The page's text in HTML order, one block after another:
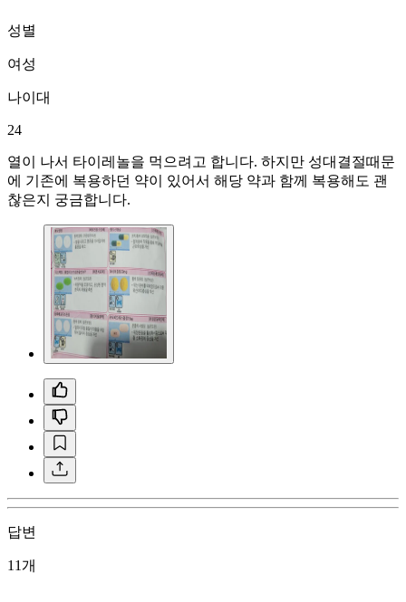
성별
여성
나이대
24
열이 나서 타이레놀을 먹으려고 합니다. 하지만 성대결절때문
에 기존에 복용하던 약이 있어서 해당 약과 함께 복용해도 괜
찮은지 궁금합니다.
답변
11개